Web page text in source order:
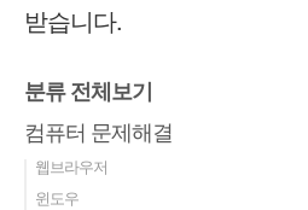
받습니다.
분류 전체보기
컴퓨터 문제해결
웹브라우저
윈도우